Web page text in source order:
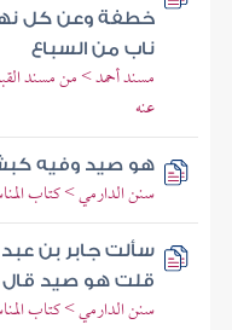
خطفة وعن كل
ناب من السباع
مسند أحمد > من مسند
عنه
هو صيد وفيه كبش
سنن الدارمي > كتاب
سألت جابر بن
قلت هو صيد
سنن الدارمي > كتاب